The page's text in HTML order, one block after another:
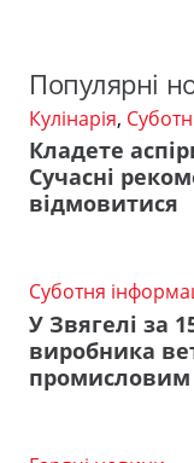
Популярні
Кулінарія,
Кладете
Сучасні
відмовитися
Суботня
У Звягелі за
виробника